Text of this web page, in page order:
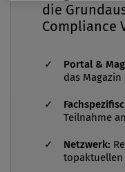
Der ÖCOV vertritt
österreichischen
Plattform zum
Weiterentwicklung
Süd Die AG Süd
Arbeitsgruppe des
auch der
die
Compliance
Portal &
das Magazin
Teilnahme
Netzwerk:
topaktuellen